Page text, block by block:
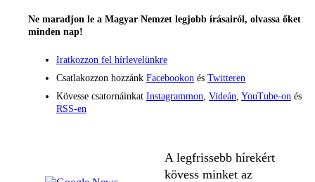
Ne maradjon le a Magyar Nemzet legjobb írásairól, olvassa őket
minden nap!
Iratkozzon fel hírlevelünkre
Csatlakozzon hozzánk Facebookon és Twitteren
Kövesse csatornáinkat Instagrammon, Videán, YouTube-on és
RSS-en
A legfrissebb hírekért
kövess minket az